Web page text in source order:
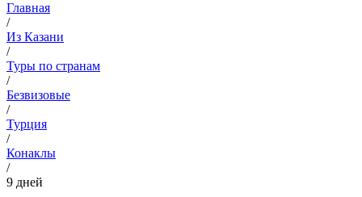
Главная
/
Из Казани
/
Туры по странам
/
Безвизовые
/
Турция
/
Конаклы
/
9 дней